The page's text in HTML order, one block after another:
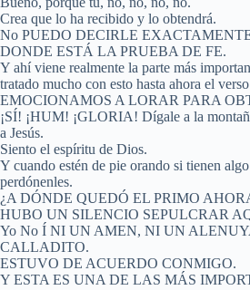
Crea que lo ha recibido y lo obtendrá.
No PUEDO DECIRLE
DONDE ESTÁ LA PRUEBA DE FE.
Y ahí viene realmente la parte más
tratado mucho con esto hasta ahora el
EMOCIONAMOS A LORAR PARA
¡SÍ! ¡HUM! ¡GLORIA! Dígale a la
a Jesús.
Siento el espíritu de Dios.
Y cuando estén de pie orando si tienen
perdónenles.
¿A DÓNDE QUEDÓ EL PRIMO
HUBO UN SILENCIO SEPULCRAR
Yo No Í NI UN AMEN, NI UN
CALLADITO.
ESTUVO DE ACUERDO CONMIGO.
Y ESTA ES UNA DE LAS MÁS